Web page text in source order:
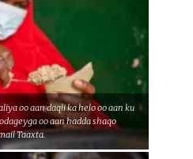
oo aan daqli ka helo oo aan ku
oo aan hadda shaqo
Taaxta.